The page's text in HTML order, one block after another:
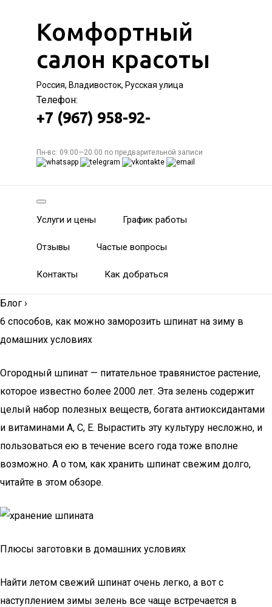
Комфортный
салон красоты
Россия, Владивосток, Русская улица
Телефон:
+7 (967) 958-92-
Пн-вс: 09:00—20:00 по предварительной записи
Услуги и цены График работы
Отзывы Частые вопросы
Контакты Как добраться
Блог ›
6 способов, как можно заморозить шпинат на зиму в
домашних условиях
Огородный шпинат — питательное травянистое растение,
которое известно более 2000 лет. Эта зелень содержит
целый набор полезных веществ, богата антиоксидантами
и витаминами А, С, Е. Вырастить эту культуру несложно, и
пользоваться ею в течение всего года тоже вполне
возможно. А о том, как хранить шпинат свежим долго,
читайте в этом обзоре.
Плюсы заготовки в домашних условиях
Найти летом свежий шпинат очень легко, а вот с
наступлением зимы зелень все чаще встречается в